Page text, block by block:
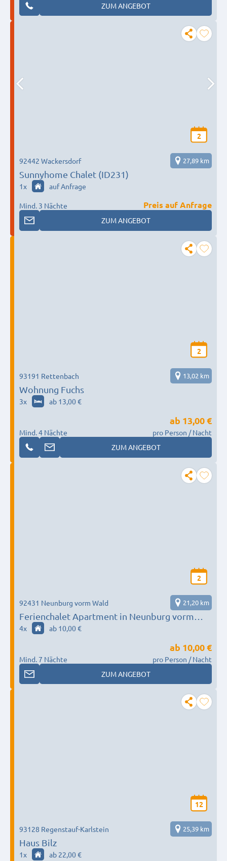
ZUM ANGEBOT
2
Sunnyhome Chalet (ID231)
92442 Wackersdorf 27,89 km
1x auf Anfrage
Mind. 3 Nächte
Preis auf Anfrage
ZUM ANGEBOT
2
Wohnung Fuchs
93191 Rettenbach 13,02 km
3x ab 13,00 €
Mind. 4 Nächte
ab 13,00 €
pro Person / Nacht
ZUM ANGEBOT
2
Ferienchalet Apartment in Neunburg vorm
Wald
92431 Neunburg vorm Wald 21,20 km
4x ab 10,00 €
Mind. 7 Nächte
ab 10,00 €
pro Person / Nacht
ZUM ANGEBOT
12
Haus Bilz
93128 Regenstauf-Karlstein 25,39 km
1x ab 22,00 €